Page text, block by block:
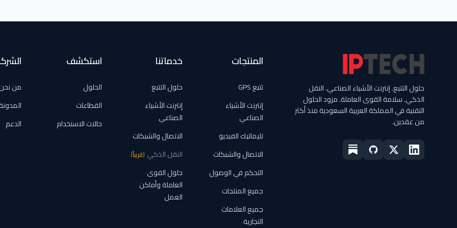
حلول التتبع. إنترنت الأشياء الصناعي. النقل
الذكي. سلامة القوى العاملة. مزود الحلول
التقنية في المملكة العربية السعودية منذ أكثر
من عقدين.
المنتجات
تتبع GPS
إنترنت الأشياء
الصناعي
تليماتيك الفيديو
الاتصال والشبكات
التحكم في الوصول
جميع المنتجات
جميع العلامات
التجارية
خدماتنا
حلول التتبع
إنترنت الأشياء
الصناعي
الاتصال والشبكات
النقل الذكي (قريباً)
حلول القوى
العاملة وأماكن
العمل
استكشف
الحلول
القطاعات
حالات الاستخدام
من نحن
الدعم